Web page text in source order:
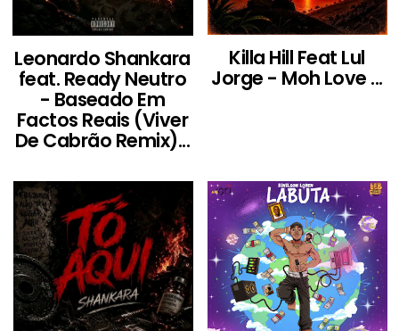
Leonardo Shankara
feat. Ready Neutro
- Baseado Em
Factos Reais (Viver
De Cabrão Remix)...
Killa Hill Feat Lul
Jorge - Moh Love ...